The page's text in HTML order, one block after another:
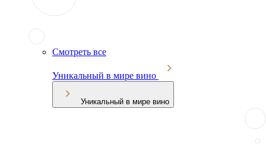
Смотреть все
Уникальный в мире вино
Уникальный в мире вино